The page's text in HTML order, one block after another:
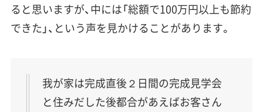
ると思いますが、中には「総額で100万円以上も節約
できた」、という声を見かけることがあります。
我が家は完成直後２日間の完成見学会
と住みだした後都合があえばお客さん